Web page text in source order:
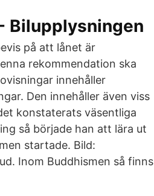
Bilupplysningen
på att lånet är
rekommendation ska
innehåller
Den innehåller även viss
konstaterats väsentliga
så började han att lära ut
startade. Bild:
Inom Buddhismen så finns